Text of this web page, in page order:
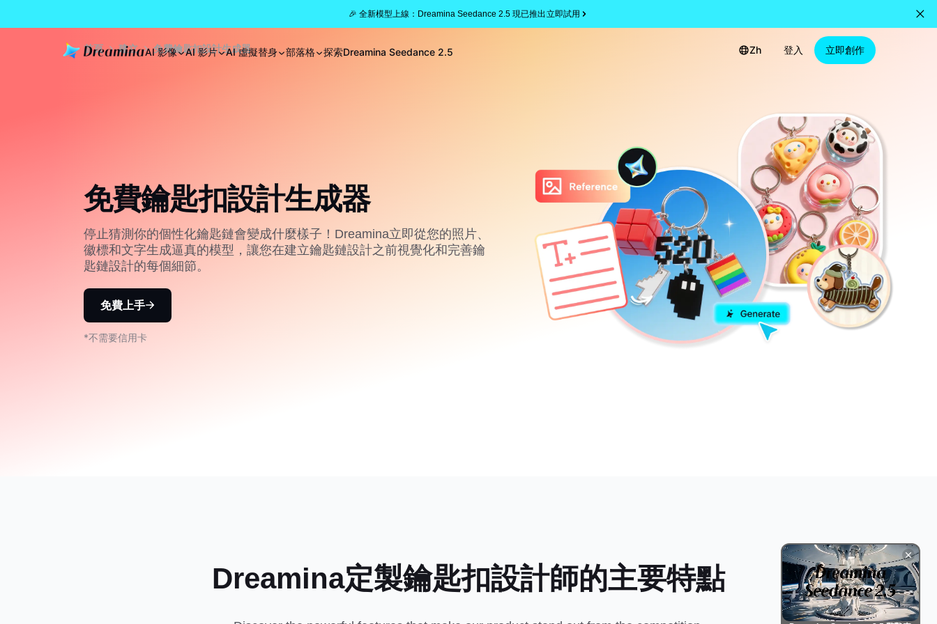
🎉 全新模型上線：Dreamina Seedance 2.5 現已推出立即試用
AI 影像 AI 影片 AI 虛擬替身 部落格 探索Dreamina Seedance 2.5 Zh 登入 立即創作
首頁 建立 免費鑰匙扣設計生成器
免費鑰匙扣設計生成器
停止猜測你的個性化鑰匙鏈會變成什麼樣子！Dreamina立即從您的照片、
徽標和文字生成逼真的模型，讓您在建立鑰匙鏈設計之前視覺化和完善鑰
匙鏈設計的每個細節。
免費上手
*不需要信用卡
Dreamina定製鑰匙扣設計師的主要特點